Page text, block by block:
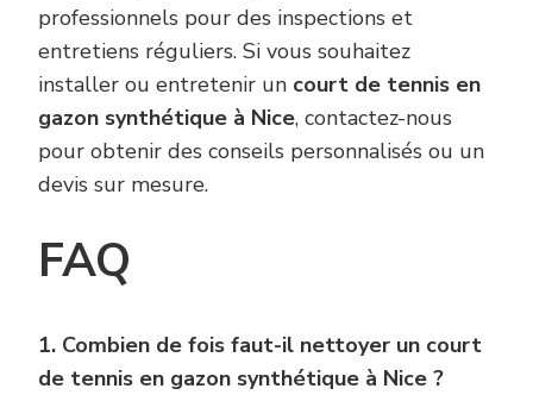
professionnels pour des inspections et
entretiens réguliers. Si vous souhaitez
installer ou entretenir un court de tennis en
gazon synthétique à Nice, contactez-nous
pour obtenir des conseils personnalisés ou un
devis sur mesure.
FAQ
1. Combien de fois faut-il nettoyer un court
de tennis en gazon synthétique à Nice ?